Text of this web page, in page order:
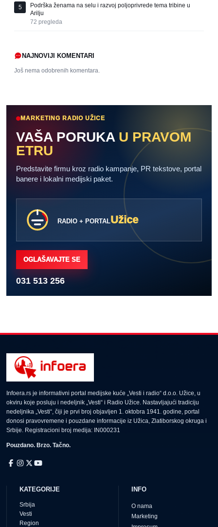
5
Podrška ženama na selu i razvoj poljoprivrede tema tribine u
Arilju
72 pregleda
NAJNOVIJI KOMENTARI
Još nema odobrenih komentara.
MARKETING RADIO UŽICE
VAŠA PORUKA U PRAVOM
ETRU
Predstavite firmu kroz radio kampanje, PR tekstove, portal
banere i lokalni medijski paket.
RADIO + PORTALUžice
OGLAŠAVAJTE SE
031 513 256
Infoera.rs je informativni portal medijske kuće „Vesti i radio“ d.o.o. Užice, u
okviru koje posluju i nedeljnik „Vesti“ i Radio Užice. Nastavljajući tradiciju
nedeljnika „Vesti“, čiji je prvi broj objavljen 1. oktobra 1941. godine, portal
donosi pravovremene i pouzdane informacije iz Užica, Zlatiborskog okruga i
Srbije. Registracioni broj medija: IN000231
Pouzdano. Brzo. Tačno.
KATEGORIJE
Srbija
Vesti
Region
INFO
O nama
Marketing